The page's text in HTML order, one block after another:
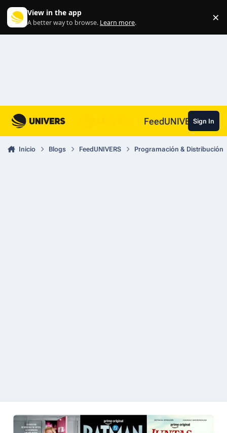
View in the app
A better way to browse. Learn more. ×
FeedUNIVERSSign In
Inicio Blogs FeedUNIVERS Programación & Distribución